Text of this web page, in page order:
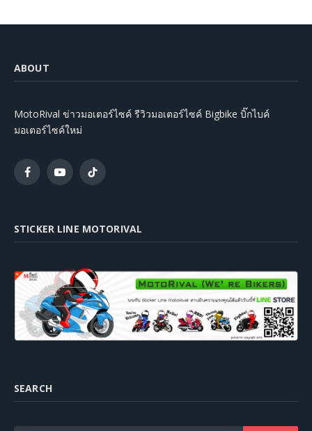
ABOUT
MotoRival ข่าวมอเตอร์ไซค์ รีวิวมอเตอร์ไซค์ Bigbike บิ๊กไบค์
มอเตอร์ไซค์ใหม่
FacebookYouTubeTikTok
STICKER LINE MOTORIVAL
SEARCH